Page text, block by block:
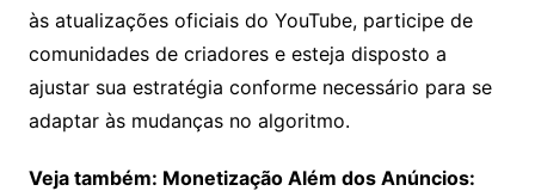
às atualizações oficiais do YouTube, participe de
comunidades de criadores e esteja disposto a
ajustar sua estratégia conforme necessário para se
adaptar às mudanças no algoritmo.
Veja também: Monetização Além dos Anúncios: